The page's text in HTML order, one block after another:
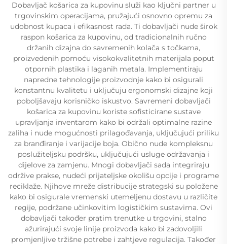
Dobavljač košarica za kupovinu služi kao ključni partner u
trgovinskim operacijama, pružajući osnovno opremu za
udobnost kupaca i efikasnost rada. Ti dobavljači nude širok
raspon košarica za kupovinu, od tradicionalnih ručno
držanih dizajna do savremenih kolača s točkama,
proizvedenih pomoću visokokvalitetnih materijala poput
otpornih plastika i laganih metala. Implementiraju
napredne tehnologije proizvodnje kako bi osigurali
konstantnu kvalitetu i uključuju ergonomski dizajne koji
poboljšavaju korisničko iskustvo. Savremeni dobavljači
košarica za kupovinu koriste sofisticirane sustave
upravljanja inventarom kako bi održali optimalne razine
zaliha i nude mogućnosti prilagođavanja, uključujući priliku
za branđiranje i varijacije boja. Obično nude kompleksnu
poslužiteljsku podršku, uključujući usluge održavanja i
dijelove za zamjenu. Mnogi dobavljači sada integriraju
održive prakse, nudeći prijateljske okolišu opcije i programe
reciklaže. Njihove mreže distribucije strategski su položene
kako bi osigurale vremenski utemeljenu dostavu u različite
regije, podržane učinkovitim logističkim sustavima. Ovi
dobavljači također pratim trenutke u trgovini, stalno
ažurirajući svoje linije proizvoda kako bi zadovoljili
promjenljive tržišne potrebe i zahtjeve regulacija. Također